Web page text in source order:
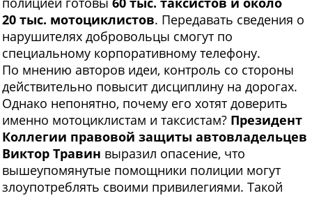
20 тыс. мотоциклистов. Передавать сведения о
нарушителях добровольцы смогут по
специальному корпоративному телефону.
По мнению авторов идеи, контроль со стороны
действительно повысит дисциплину на дорогах.
Однако непонятно, почему его хотят доверить
именно мотоциклистам и таксистам? Президент
Коллегии правовой защиты автовладельцев
Виктор Травин выразил опасение, что
вышеупомянутые помощники полиции могут
злоупотреблять своими привилегиями. Такой